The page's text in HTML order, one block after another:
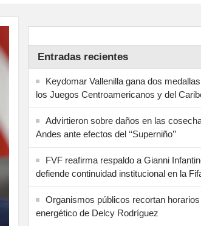
Entradas recientes
Keydomar Vallenilla gana dos
los Juegos Centroamericanos y del
Advirtieron sobre daños en las
Andes ante efectos del ‘‘Superniño’’
FVF reafirma respaldo a Gianni
defiende continuidad institucional en la
Organismos públicos recortan
energético de Delcy Rodríguez